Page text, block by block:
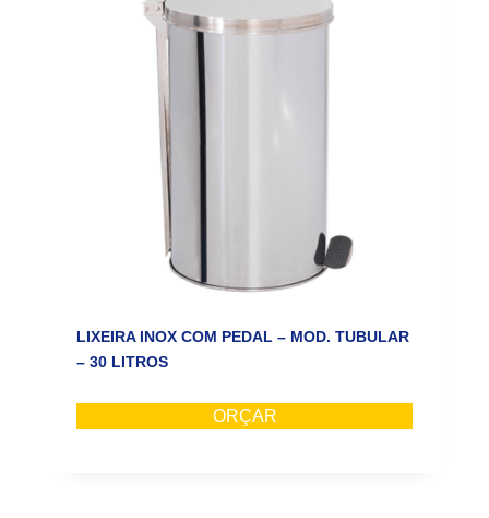
LIXEIRA INOX COM PEDAL – MOD. TUBULAR
– 30 LITROS
ORÇAR